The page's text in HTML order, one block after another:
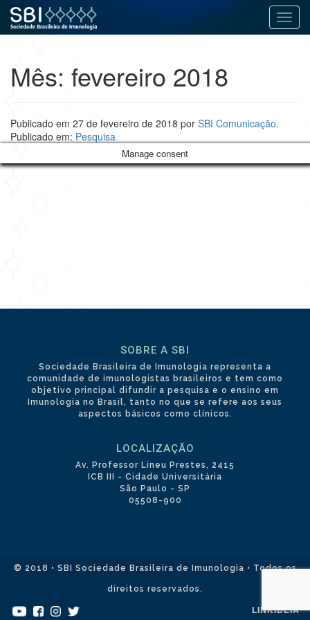
o
conteúdo
Mês: fevereiro 2018
Publicado em 27 de fevereiro de 2018 por SBI Comunicação.
Publicado em: Pesquisa
SOBRE A SBI
Sociedade Brasileira de Imunologia representa a
comunidade de imunologistas brasileiros e tem como
objetivo principal difundir a pesquisa e o ensino em
Imunologia no Brasil, tanto no que se refere aos seus
aspectos básicos como clínicos.
LOCALIZAÇÃO
Av. Professor Lineu Prestes, 2415
ICB III - Cidade Universitária
São Paulo - SP
05508-900
© 2018 • SBI Sociedade Brasileira de Imunologia • Todos os
direitos reservados.
LINKIDEIA
Manage consent